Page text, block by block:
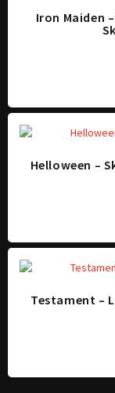
Iron Maiden
Helloween –
Testament –